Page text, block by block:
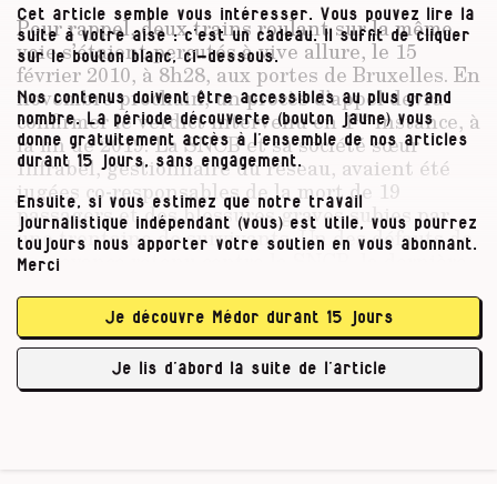
Pour rappel, deux trains roulant sur la même
voie s’étaient percutés à vive allure, le 15
février 2010, à 8h28, aux portes de Bruxelles. En
novembre prochain, un procès d’appel devra
confirmer le verdict intervenu en 1reinstance, à
la fin de 2019. La SNCB et sa société sœur
Infrabel, gestionnaire du réseau, avaient été
jugées co-responsables de la mort de 19
passagers et des blessures graves subies par
une trentaine de survivants. Un des défauts de
prévoyance retenu contre la SNCB, la dernière
incapacité à équiper les trains d’un système de
freinage automatique assez performant. A ce
stade, la justice a constaté que s’il y avait eu
investissement massif « dans la …
Cet article semble vous intéresser. Vous pouvez lire la
suite à votre aise : c’est un cadeau. Il suffit de cliquer
sur le bouton blanc, ci-dessous.
Nos contenus doivent être accessibles au plus grand
nombre. La période découverte (bouton jaune) vous
donne gratuitement accès à l’ensemble de nos articles
durant 15 jours, sans engagement.
Ensuite, si vous estimez que notre travail
journalistique indépendant (vous) est utile, vous pourrez
toujours nous apporter votre soutien en vous abonnant.
Merci
Je découvre Médor durant 15 jours
Je lis d’abord la suite de l’article